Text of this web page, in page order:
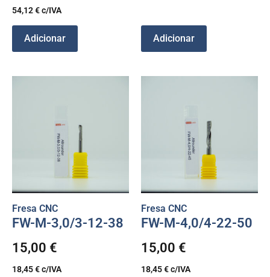
54,12€c/IVA
Adicionar Adicionar
Fresa CNC
FW-M-3,0/3-12-38
15,00 €
18,45€c/IVA
Fresa CNC
FW-M-4,0/4-22-50
15,00 €
18,45€c/IVA